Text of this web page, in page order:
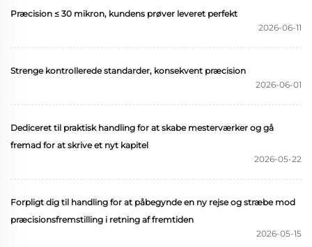
Præcision ≤ 30 mikron, kundens prøver leveret perfekt
2026-06-11
Strenge kontrollerede standarder, konsekvent præcision
2026-06-01
Dediceret til praktisk handling for at skabe mesterværker og gå
fremad for at skrive et nyt kapitel
2026-05-22
Forpligt dig til handling for at påbegynde en ny rejse og stræbe mod
præcisionsfremstilling i retning af fremtiden
2026-05-15